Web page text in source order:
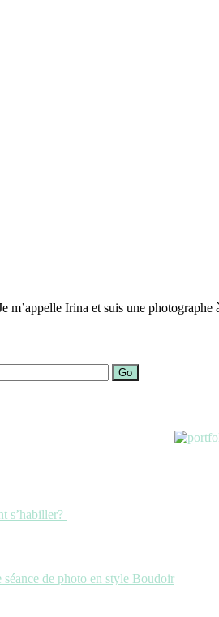
m’appelle Irina et suis une
Go
s’habiller?
de photo en style Boudoir